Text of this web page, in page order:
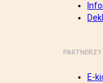
PARTNERZY
E-